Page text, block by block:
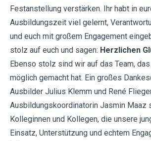
Festanstellung verstärken. Ihr habt in
Ausbildungszeit viel gelernt,
und euch mit großem Engagement
stolz auf euch und sagen: Herzlichen
Ebenso stolz sind wir auf das Team,
möglich gemacht hat. Ein großes
Ausbilder Julius Klemm und René
Ausbildungskoordinatorin Jasmin Maaz
Kolleginnen und Kollegen, die unsere
Einsatz, Unterstützung und echtem